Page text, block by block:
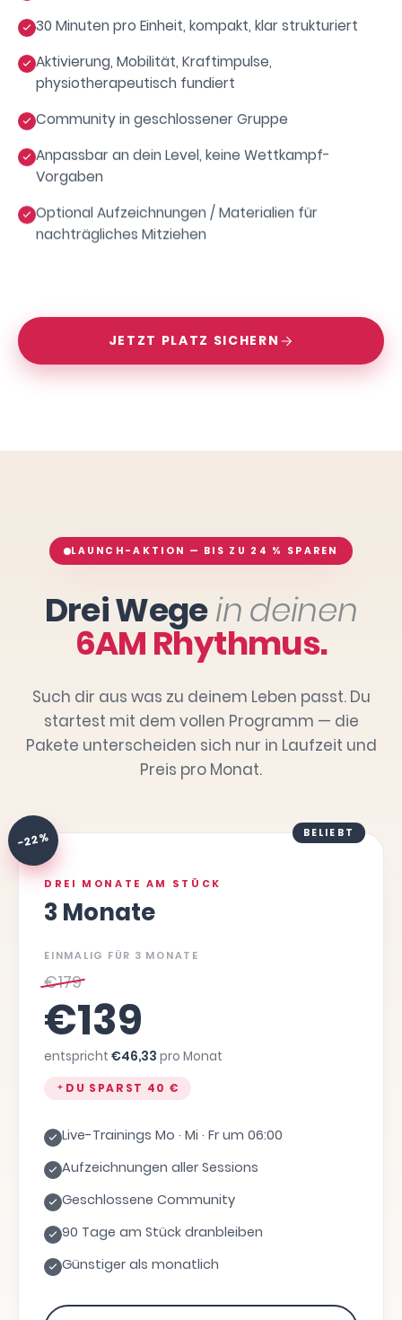
30 Minuten pro Einheit, kompakt, klar strukturiert
Aktivierung, Mobilität, Kraftimpulse,
physiotherapeutisch fundiert
Community in geschlossener Gruppe
Anpassbar an dein Level, keine Wettkampf-
Vorgaben
Optional Aufzeichnungen / Materialien für
nachträgliches Mitziehen
JETZT PLATZ SICHERN
LAUNCH-AKTION — BIS ZU 24 % SPAREN
Drei Wegein deinen
6AM Rhythmus.
Such dir aus was zu deinem Leben passt. Du
startest mit dem vollen Programm — die
Pakete unterscheiden sich nur in Laufzeit und
Preis pro Monat.
-22 % BELIEBT
DREI MONATE AM STÜCK
3 Monate
EINMALIG FÜR 3 MONATE
€179
€139
entspricht €46,33 pro Monat
DU SPARST 40 €
Live-Trainings Mo · Mi · Fr um 06:00
Aufzeichnungen aller Sessions
Geschlossene Community
90 Tage am Stück dranbleiben
Günstiger als monatlich